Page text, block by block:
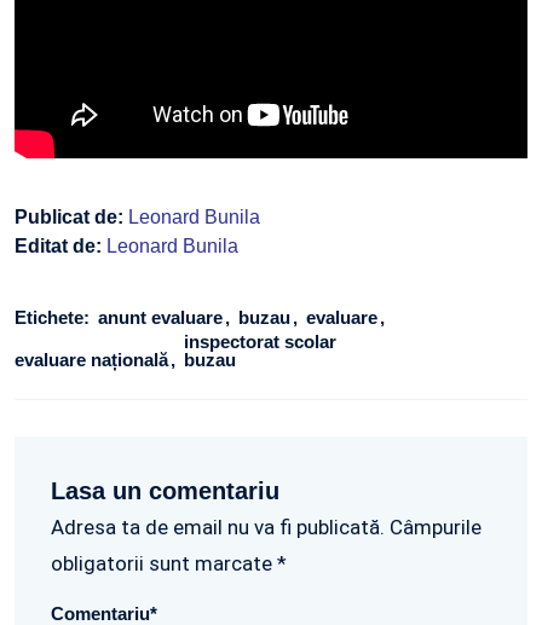
Publicat de: Leonard Bunila
Editat de: Leonard Bunila
Etichete: anunt evaluare buzau evaluare
evaluare națională
inspectorat scolar
buzau
Lasa un comentariu
Adresa ta de email nu va fi publicată. Câmpurile
obligatorii sunt marcate *
Comentariu*